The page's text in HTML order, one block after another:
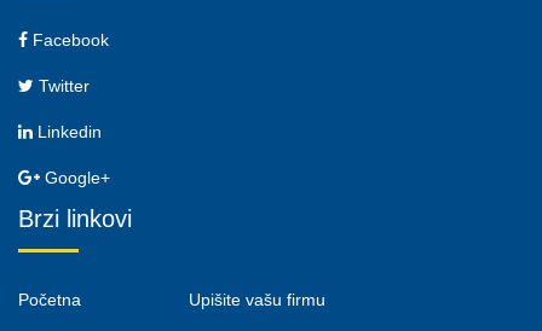
Facebook
Twitter
Linkedin
Google+
Brzi linkovi
Početna Upišite vašu firmu